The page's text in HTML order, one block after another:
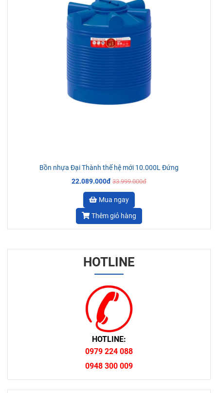
Bồn nhựa Đại Thành thế hệ mới 10.000L Đứng
22.089.000đ 33.999.000đ
Mua ngay
Thêm giỏ hàng
HOTLINE
HOTLINE:
0979 224 088
0948 300 009